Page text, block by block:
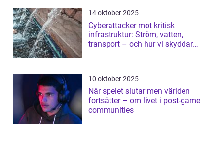
14 oktober 2025
Cyberattacker mot kritisk
infrastruktur: Ström, vatten,
transport – och hur vi skyddar
10 oktober 2025
När spelet slutar men världen
fortsätter – om livet i post-game
communities